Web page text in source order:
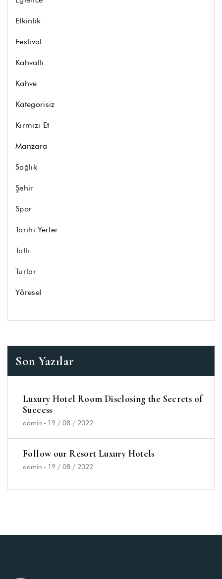
Etkinlik
Festival
Kahvaltı
Kahve
Kategorisiz
Kırmızı Et
Manzara
Sağlık
Şehir
Spor
Tarihi Yerler
Tatlı
Turlar
Yöresel
Son Yazılar
Luxury Hotel Room Disclosing the Secrets of
Success
admin - 19 / 08 / 2022
Follow our Resort Luxury Hotels
admin - 19 / 08 / 2022